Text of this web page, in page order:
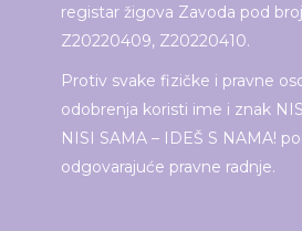
registar žigova Zavoda pod
Z20220409, Z20220410.
Protiv svake fizičke i pravne
odobrenja koristi ime i znak
NISI SAMA – IDEŠ S NAMA!
odgovarajuće pravne radnje.